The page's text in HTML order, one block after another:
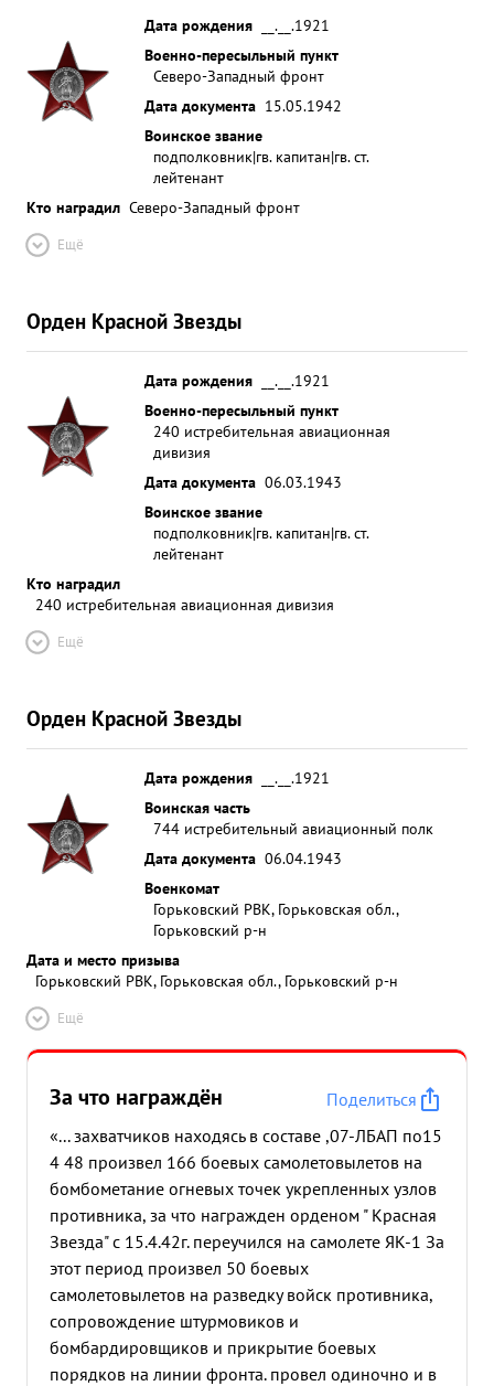
добросовестную боевую работу достоен
правительственой награды орден "КРАСНОЙ
ЗВЕЗДЫ". ...»
Дата рождения
__.__.1921
Военно-пересыльный пункт
Северо-Западный фронт
Дата документа 15.05.1942
Воинское звание
подполковник|гв. капитан|гв. ст.
лейтенант
Кто наградил Северо-Западный фронт
Ещё
Орден Красной Звезды
Дата рождения
__.__.1921
Военно-пересыльный пункт
240 истребительная авиационная
дивизия
Дата документа 06.03.1943
Воинское звание
подполковник|гв. капитан|гв. ст.
лейтенант
Кто наградил
240 истребительная авиационная дивизия
Ещё
Орден Красной Звезды
Дата рождения
__.__.1921
Воинская часть
744 истребительный авиационный полк
Дата документа 06.04.1943
Военкомат
Горьковский РВК, Горьковская обл.,
Горьковский р-н
Дата и место призыва
Горьковский РВК, Горьковская обл., Горьковский р-н
Ещё
За что награждён
Поделиться
«... захватчиков находясь в составе ,07-ЛБАП по15
4 48 произвел 166 боевых самолетовылетов на
бомбометание огневых точек укрепленных узлов
противника, за что награжден орденом " Красная
Звезда" с 15.4.42г. переучился на самолете ЯК-1 За
этот период произвел 50 боевых
самолетовылетов на разведку войск противника,
сопровождение штурмовиков и
бомбардировщиков и прикрытие боевых
порядков на линии фронта. провел одиночно и в